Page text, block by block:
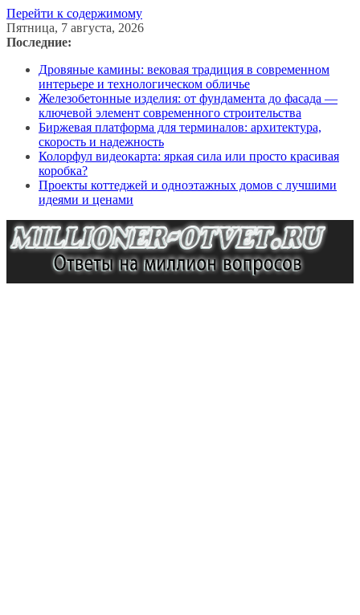
Перейти к содержимому
Пятница, 7 августа, 2026
Последние:
Дровяные камины: вековая традиция в современном
интерьере и технологическом обличье
Железобетонные изделия: от фундамента до фасада —
ключевой элемент современного строительства
Биржевая платформа для терминалов: архитектура,
скорость и надежность
Колорфул видеокарта: яркая сила или просто красивая
коробка?
Проекты коттеджей и одноэтажных домов с лучшими
идеями и ценами